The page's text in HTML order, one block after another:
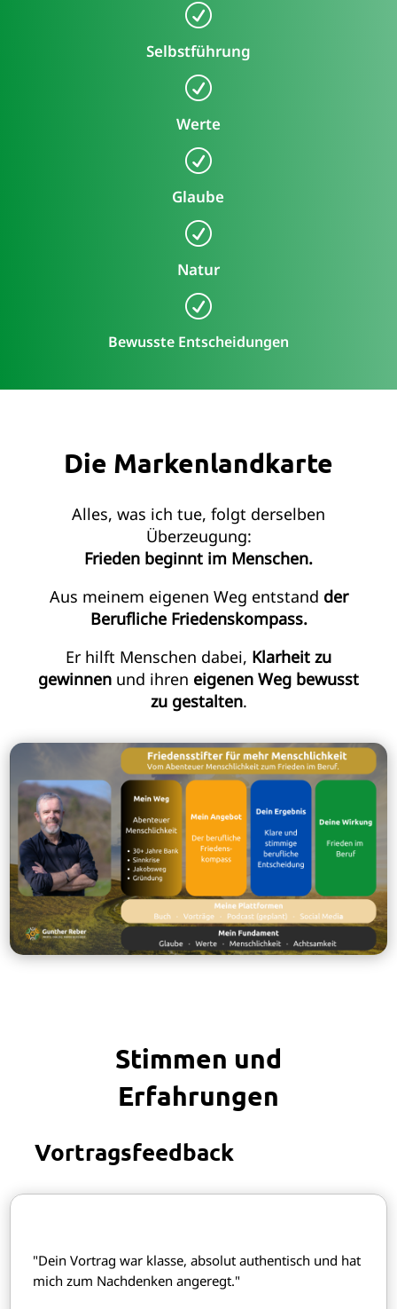
R
Selbstführung
R
Werte
R
Glaube
R
Natur
R
Bewusste Entscheidungen
Die Markenlandkarte
Alles, was ich tue, folgt derselben
Überzeugung:
Frieden beginnt im Menschen.
Aus meinem eigenen Weg entstand der
Berufliche Friedenskompass.
Er hilft Menschen dabei, Klarheit zu
gewinnen und ihren eigenen Weg bewusst
zu gestalten.
Stimmen und
Erfahrungen
Vortragsfeedback
"Dein Vortrag war klasse, absolut authentisch und hat
mich zum Nachdenken angeregt."